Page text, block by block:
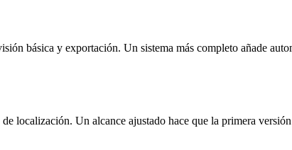
básica y exportación. Un sistema más completo añade
localización. Un alcance ajustado hace que la primera